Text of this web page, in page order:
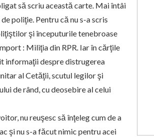
să scriu această carte. Mai întâi
poliţie. Pentru că nu s-a scris
şi începuturile tenebroase
: Miliţia din RPR. Iar în cărţile
informaţii despre distrugerea
al Cetăţii, scutul legilor şi
de rând, cu deosebire al celui
nu reuşesc să înţeleg cum de a
şi nu s-a făcut nimic pentru acei